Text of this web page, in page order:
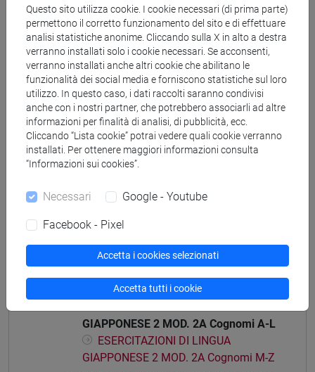
GIAPPONESE 2 MOD. 1D Cognomi M-R
ESERCITAZIONI DI LINGUA
GIAPPONESE 2 MOD. 1D Cognomi S-Z
ESERCITAZIONI DI LINGUA GIAPPONESE 2
MOD. 1E
ESERCITAZIONI DI LINGUA
GIAPPONESE 2 MOD. 1E Cognomi A-B
ESERCITAZIONI DI LINGUA
GIAPPONESE 2 MOD. 1E Cognomi C-E
ESERCITAZIONI DI LINGUA
ESERCITAZIONI DI LINGUA
GIAPPONESE 2 MOD. 1E Cognomi M-P
GIAPPONESE 2 MOD. 1E Cognomi Q-Z
GIAPPONESE 2 MOD. 2A Cognomi A-L
ESERCITAZIONI DI LINGUA
GIAPPONESE 2 MOD. 2A Cognomi M-Z
Questo sito utilizza cookie. I cookie necessari (di prima parte)
permettono il corretto funzionamento del sito e di effettuare
analisi statistiche anonime. Cliccando sulla X in alto a destra
verranno installati solo i cookie necessari. Se acconsenti,
verranno installati anche altri cookie che abilitano le
funzionalità dei social media e forniscono statistiche sul loro
utilizzo. In questo caso, i dati raccolti saranno condivisi
anche con i nostri partner, che potrebbero associarli ad altre
informazioni per finalità di analisi, di pubblicità, ecc.
Cliccando “Lista cookie” potrai vedere quali cookie verranno
installati. Per ottenere maggiori informazioni consulta
“Informazioni sui cookies”.
Necessari Google - Youtube
Facebook - Pixel
Accetta i cookies selezionati
Accetta tutti i cookie